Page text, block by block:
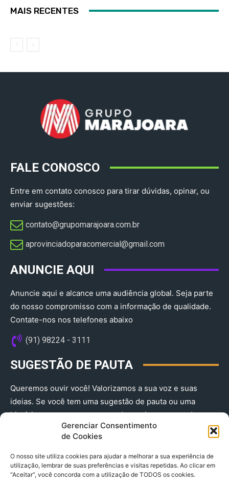
Gerenciar Consentimento
de Cookies
O nosso site utiliza cookies para ajudar a melhorar a sua experiência de
utilização, lembrar de suas preferências e visitas repetidas. Ao clicar em
“Aceitar”, você concorda com a utilização de TODOS os cookies.
MAIS RECENTES
FALE CONOSCO
Entre em contato conosco para tirar dúvidas, opinar, ou
enviar sugestões:
contato@grupomarajoara.com.br
aprovinciadoparacomercial@gmail.com​
ANUNCIE AQUI
Anuncie aqui e alcance uma audiência global. Seja parte
do nosso compromisso com a informação de qualidade.
Contate-nos nos telefones abaixo
(91) 98224 - 3111
SUGESTÃO DE PAUTA
Queremos ouvir você! Valorizamos a sua voz e suas
ideias. Se você tem uma sugestão de pauta ou uma
história que merece ser contada, envie-nos agora!
(91) 98224 - 3111